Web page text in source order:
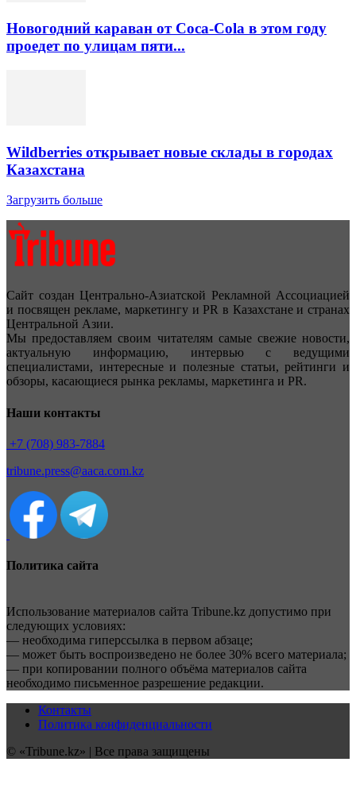
Новогодний караван от Coca-Cola в этом году
проедет по улицам пяти...
Wildberries открывает новые склады в городах
Казахстана
Загрузить больше
Сайт создан Центрально-Азиатской Рекламной Ассоциацией
и посвящен рекламе, маркетингу и PR в Казахстане и странах
Центральной Азии.
Мы предоставляем своим читателям самые свежие новости,
актуальную информацию, интервью с ведущими
специалистами, интересные и полезные статьи, рейтинги и
обзоры, касающиеся рынка рекламы, маркетинга и PR.
Наши контакты
+7 (708) 983-7884
tribune.press@aaca.com.kz
Политика сайта
Использование материалов сайта Tribune.kz допустимо при
следующих условиях:
— необходима гиперссылка в первом абзаце;
— может быть воспроизведено не более 30% всего материала;
— при копировании полного объёма материалов сайта
необходимо письменное разрешение редакции.
Контакты
Политика конфиденциальности
© «Tribune.kz» | Все права защищены